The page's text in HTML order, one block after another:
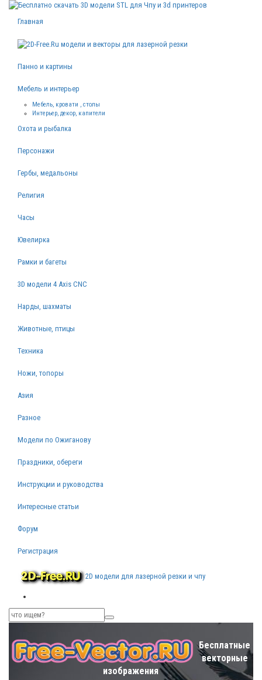
Главная
Панно и картины
Мебель и интерьер
Мебель, кровати , столы
Интерьер, декор, капители
Охота и рыбалка
Персонажи
Гербы, медальоны
Религия
Часы
Ювелирка
Рамки и багеты
3D модели 4 Axis CNC
Нарды, шахматы
Животные, птицы
Техника
Ножи, топоры
Азия
Разное
Модели по Ожиганову
Праздники, обереги
Инструкции и руководства
Интересные статьи
Форум
Регистрация
2D модели для лазерной резки и чпу
Бесплатные
векторные
изображения